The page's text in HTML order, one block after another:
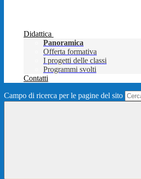
Didattica
Panoramica
Offerta formativa
I progetti delle classi
Programmi svolti
Contatti
Campo di ricerca per le pagine del sito